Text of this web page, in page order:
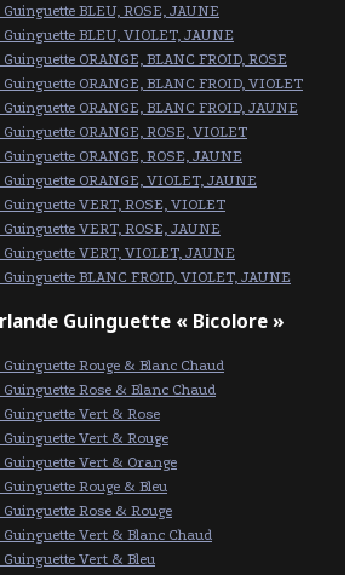
BLEU, ROSE, JAUNE
BLEU, VIOLET, JAUNE
ORANGE, BLANC FROID, ROSE
ORANGE, BLANC FROID, VIOLET
ORANGE, BLANC FROID, JAUNE
ORANGE, ROSE, VIOLET
ORANGE, ROSE, JAUNE
ORANGE, VIOLET, JAUNE
VERT, ROSE, VIOLET
VERT, ROSE, JAUNE
VERT, VIOLET, JAUNE
BLANC FROID, VIOLET, JAUNE
Guinguette « Bicolore »
Rouge & Blanc Chaud
Rose & Blanc Chaud
Vert & Rose
Vert & Rouge
Vert & Orange
Rouge & Bleu
Rose & Rouge
Vert & Blanc Chaud
Vert & Bleu